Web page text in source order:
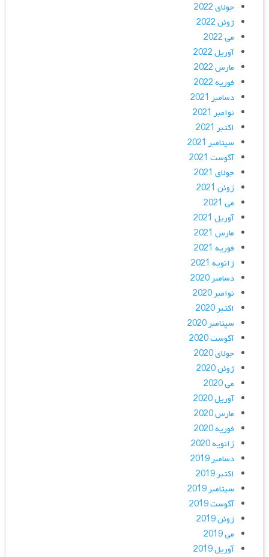
جولای 2022
ژوئن 2022
می 2022
آوریل 2022
مارس 2022
فوریه 2022
دسامبر 2021
نوامبر 2021
اکتبر 2021
سپتامبر 2021
آگوست 2021
جولای 2021
ژوئن 2021
می 2021
آوریل 2021
مارس 2021
فوریه 2021
ژانویه 2021
دسامبر 2020
نوامبر 2020
اکتبر 2020
سپتامبر 2020
آگوست 2020
جولای 2020
ژوئن 2020
می 2020
آوریل 2020
مارس 2020
فوریه 2020
ژانویه 2020
دسامبر 2019
اکتبر 2019
سپتامبر 2019
آگوست 2019
ژوئن 2019
می 2019
آوریل 2019